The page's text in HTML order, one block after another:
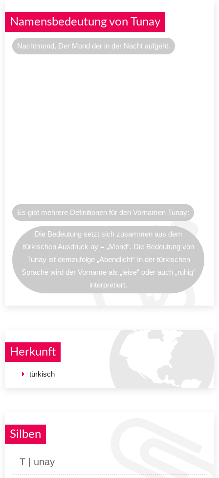
Namensbedeutung von Tunay
Nachtmond, Der Mond der in der Nacht aufgeht.
Es gibt mehrere Definitionen für den Vornamen Tunay:
Die Bedeutung setzt sich zusammen aus dem
türkischen Ausdruck ay = „Mond“. Die Bedeutung von
Tunay ist demzufolge „Abendlicht“ In der türkischen
Sprache wird der Vorname als „leise“ oder auch „ruhig“
interpretiert.
Herkunft
türkisch
Silben
T | unay